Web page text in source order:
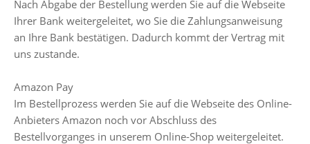
Nach Abgabe der Bestellung werden Sie auf die Webseite
Ihrer Bank weitergeleitet, wo Sie die Zahlungsanweisung
an Ihre Bank bestätigen. Dadurch kommt der Vertrag mit
uns zustande.
Amazon Pay
Im Bestellprozess werden Sie auf die Webseite des Online-
Anbieters Amazon noch vor Abschluss des
Bestellvorganges in unserem Online-Shop weitergeleitet.